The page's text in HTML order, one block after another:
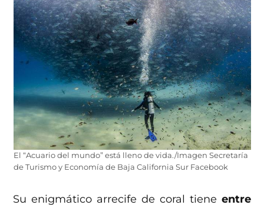
El “Acuario del mundo” está lleno de vida./Imagen Secretaría
de Turismo y Economía de Baja California Sur Facebook
Su enigmático arrecife de coral tiene entre